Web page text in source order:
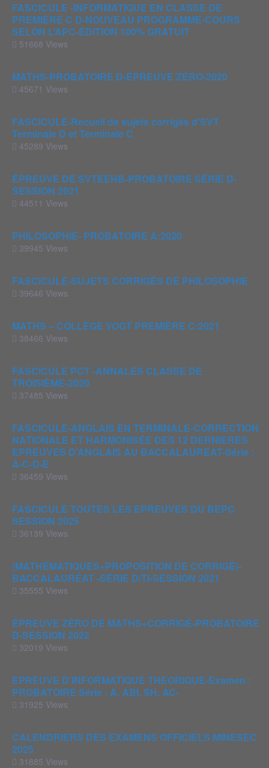
FASCICULE -INFORMATIQUE EN CLASSE DE
PREMIÈRE C D-NOUVEAU PROGRAMME-COURS
SELON L’APC-ÉDITION 100% GRATUIT
51668 Views
MATHS-PROBATOIRE D-ÉPREUVE ZÉRO-2020
45671 Views
FASCICULE-Recueil de sujets corrigés d’SVT
Terminale D et Terminale C
45289 Views
ÉPREUVE DE SVTEEHB-PROBATOIRE SÉRIE D-
SESSION 2021
44511 Views
PHILOSOPHIE- PROBATOIRE A:2020
39945 Views
FASCICULE-SUJETS CORRIGÉS DE PHILOSOPHIE
39646 Views
MATHS – COLLÈGE VOGT PREMIÈRE C:2021
38466 Views
FASCICULE PCT -ANNALES CLASSE DE
TROISIÈME-2020
37485 Views
FASCICULE-ANGLAIS EN TERMINALE-CORRECTION
NATIONALE ET HARMONISÉE DES 12 DERNIERES
EPREUVES D’ANGLAIS AU BACCALAUREAT-Série :
A-C-D-E
36459 Views
FASCICULE TOUTES LES EPREUVES DU BEPC
SESSION 2025
36139 Views
(MATHÉMATIQUES+PROPOSITION DE CORRIGÉ)-
BACCALAURÉAT -SÉRIE D/TI-SESSION 2021
35555 Views
ÉPREUVE ZÉRO DE MATHS+CORRIGÉ-PROBATOIRE
D-SESSION 2022
32019 Views
EPREUVE D’INFORMATIQUE THEORIQUE-Examen :
PROBATOIRE Série : A, ABI, SH, AC-
31925 Views
CALENDRIERS DES EXAMENS OFFICIELS MINESEC
2025
31885 Views